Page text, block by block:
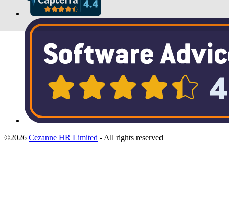
©2026 Cezanne HR Limited - All rights reserved